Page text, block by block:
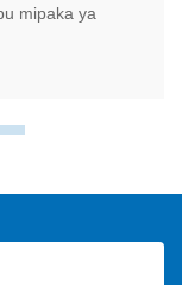
mipaka ya